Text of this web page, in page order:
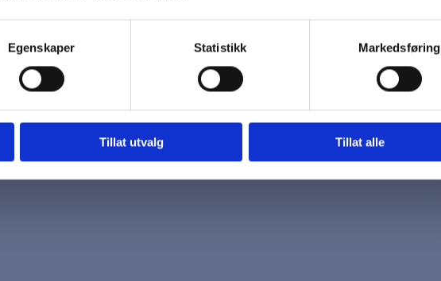
Egenskaper Statistikk Markedsføring
Tillat utvalg Tillat alle